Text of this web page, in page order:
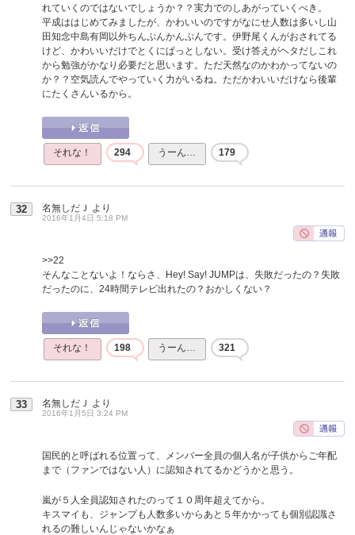
れていくのではないでしょうか？？実力でのしあがっていくべき。
平成ははじめてみましたが、かわいいのですがなにせ人数は多いし山
田知念中島有岡以外ちんぷんかんぷんです。伊野尾くんがおされてる
けど、かわいいだけでとくにぱっとしない。受け答えがヘタだしこれ
から勉強がかなり必要だと思います。ただ天然なのかわかってないの
か？？空気読んでやっていく力がいるね。ただかわいいだけなら後輩
にたくさんいるから。
それな！ 294 うーん… 179
32 名無しだＪ より
2016年1月4日 5:18 PM
>>22
そんなことないよ！ならさ、Hey! Say! JUMPは、失敗だったの？失敗
だったのに、24時間テレビ出れたの？おかしくない？
それな！ 198 うーん… 321
33 名無しだＪ より
2016年1月5日 3:24 PM
国民的と呼ばれる位置って、メンバー全員の個人名が子供からご年配
まで（ファンではない人）に認知されてるかどうかと思う。
嵐が５人全員認知されたのって１０周年超えてから。
キスマイも、ジャンプも人数多いからあと５年かかっても個別認識さ
れるの難しいんじゃないかなぁ